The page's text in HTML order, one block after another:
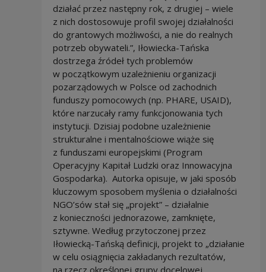
działać przez następny rok, z drugiej – wiele
z nich dostosowuje profil swojej działalności
do grantowych możliwości, a nie do realnych
potrzeb obywateli.”, Iłowiecka-Tańska
dostrzega źródeł tych problemów
w początkowym uzależnieniu organizacji
pozarządowych w Polsce od zachodnich
funduszy pomocowych (np. PHARE, USAID),
które narzucały ramy funkcjonowania tych
instytucji. Dzisiaj podobne uzależnienie
strukturalne i mentalnościowe wiąże się
z funduszami europejskimi (Program
Operacyjny Kapitał Ludzki oraz Innowacyjna
Gospodarka). Autorka opisuje, w jaki sposób
kluczowym sposobem myślenia o działalności
NGO’sów stał się „projekt” – działalnie
z konieczności jednorazowe, zamknięte,
sztywne. Według przytoczonej przez
Iłowiecką-Tańską definicji, projekt to „działanie
w celu osiągnięcia zakładanych rezultatów,
na rzecz określonej grupy docelowej,